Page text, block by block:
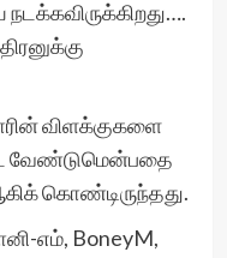
விளக்குகளை
வேண்டுமென்பதை
கொண்டிருந்தது.
எம், BoneyM,